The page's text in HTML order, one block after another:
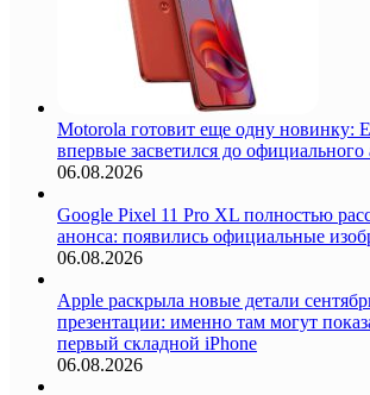
Motorola готовит еще одну новинку:
впервые засветился до официального
06.08.2026
Google Pixel 11 Pro XL полностью
анонса: появились официальные
06.08.2026
Apple раскрыла новые детали
презентации: именно там могут
первый складной iPhone
06.08.2026